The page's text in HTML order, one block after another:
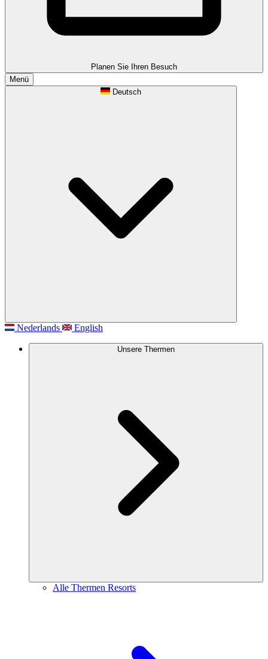
Planen Sie Ihren Besuch
Menü
Deutsch
Nederlands English
Unsere Thermen
Alle Thermen Resorts